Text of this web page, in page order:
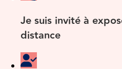
Je suis invité à
distance